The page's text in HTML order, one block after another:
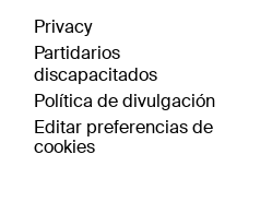
Privacy
Partidarios
discapacitados
Política de divulgación
Editar preferencias de
cookies